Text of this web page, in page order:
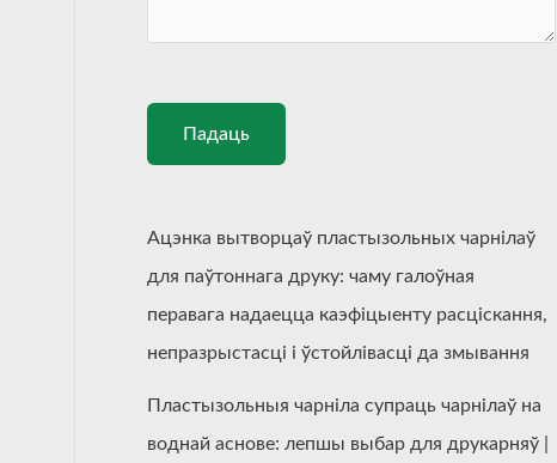
Падаць
Ацэнка вытворцаў пластызольных чарнілаў
для паўтоннага друку: чаму галоўная
перавага надаецца каэфіцыенту расціскання,
непразрыстасці і ўстойлівасці да змывання
Пластызольныя чарніла супраць чарнілаў на
воднай аснове: лепшы выбар для друкарняў |